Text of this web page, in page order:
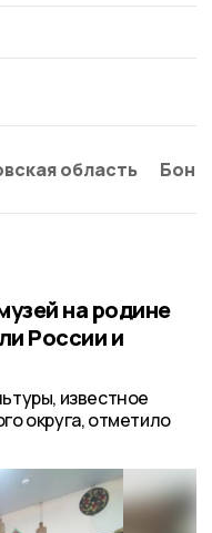
область
на родине
России и
известное
округа, отметило